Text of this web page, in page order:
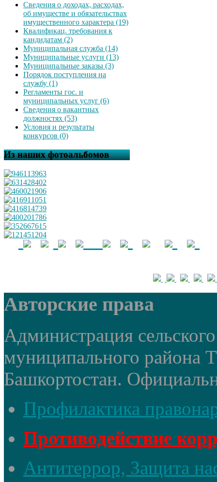
Сведения о доходах, расходах,
об имуществе и обязательствах
имущественного характера (19)
Квалификац. требования к
кандидатам (2)
Муниципальная служба (14)
Муниципальные услуги (13)
Муниципальные заказы (3)
Порядок поступления на
службу (1)
Регламенты гос. и
муниципальных услуг (6)
Сведения о вакантных
должностях (53)
Условия и результаты
конкурсов (0)
Из наших фотоальбомов
Авторские права
Администрация
муниципального района
Башкортостан.
Профилактика
Противодействие
Антитеррор, Защита